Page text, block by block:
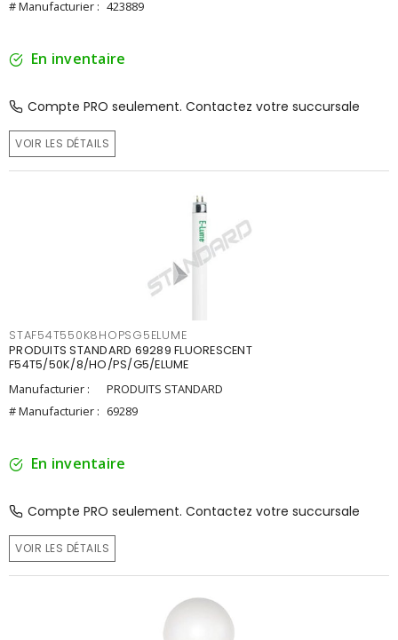
# Manufacturier : 423889
En inventaire
Compte PRO seulement. Contactez votre succursale
VOIR LES DÉTAILS
STAF54T550K8HOPSG5ELUME
PRODUITS STANDARD 69289 FLUORESCENT
F54T5/50K/8/HO/PS/G5/ELUME
Manufacturier :
PRODUITS STANDARD
# Manufacturier : 69289
En inventaire
Compte PRO seulement. Contactez votre succursale
VOIR LES DÉTAILS